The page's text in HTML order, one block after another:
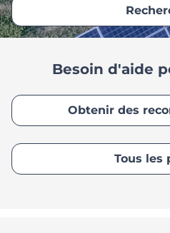
Besoin d'aide
Obtenir des
Tous les